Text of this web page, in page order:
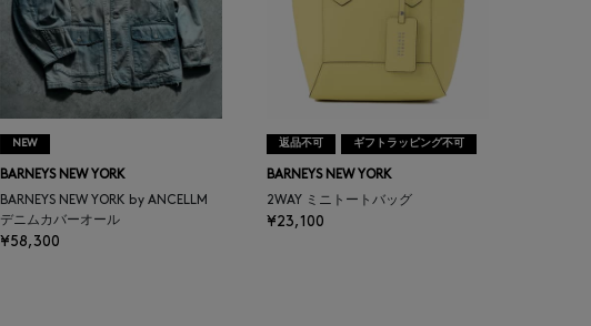
NEW
BARNEYS NEW YORK
BARNEYS NEW YORK by ANCELLM
デニムカバーオール
¥58,300
返品不可 ギフトラッピング不可
BARNEYS NEW YORK
2WAY ミニトートバッグ
¥23,100